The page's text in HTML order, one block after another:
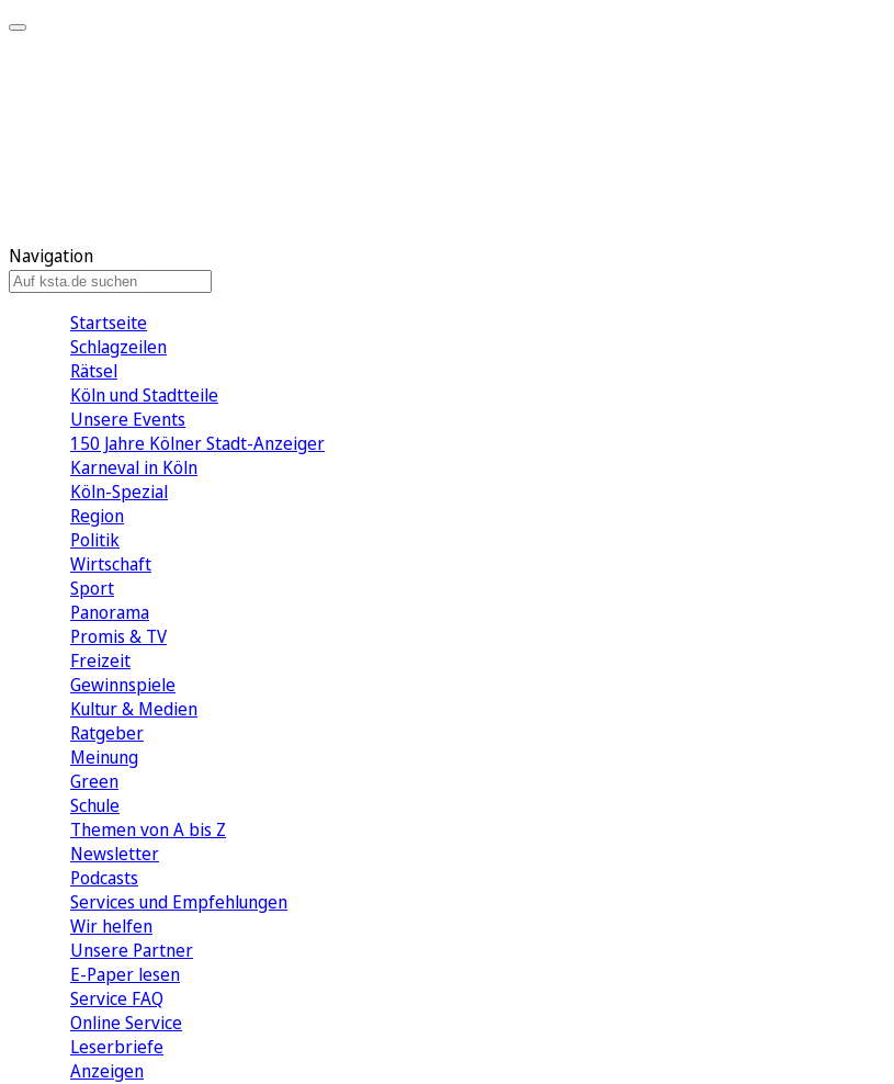
Navigation
Startseite
Schlagzeilen
Rätsel
Köln und Stadtteile
Unsere Events
150 Jahre Kölner Stadt-Anzeiger
Karneval in Köln
Köln-Spezial
Region
Politik
Wirtschaft
Sport
Panorama
Promis & TV
Freizeit
Gewinnspiele
Kultur & Medien
Ratgeber
Meinung
Green
Schule
Themen von A bis Z
Newsletter
Podcasts
Services und Empfehlungen
Wir helfen
Unsere Partner
E-Paper lesen
Service FAQ
Online Service
Leserbriefe
Anzeigen